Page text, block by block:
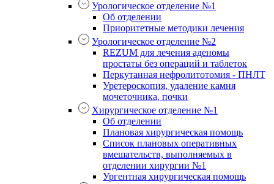
Урологическое отделение №1
Об отделении
Приоритетные методики лечения
Урологическое отделение №2
REZUM для лечения аденомы
простаты без операций и таблеток
Перкутанная нефролитотомия - ПНЛТ
Уретероскопия, удаление камня
мочеточника, почки
Хирургическое отделение №1
Об отделении
Плановая хирургическая помощь
Список плановых оперативных
вмешательств, выполняемых в
отделении хирургии №1
Ургентная хирургическая помощь